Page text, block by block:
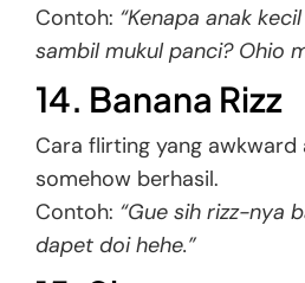
Contoh: “Kenapa anak
sambil mukul panci? Ohio
14. Banana Rizz
Cara flirting yang
somehow berhasil.
Contoh: “Gue sih rizz-nya
dapet doi hehe.”